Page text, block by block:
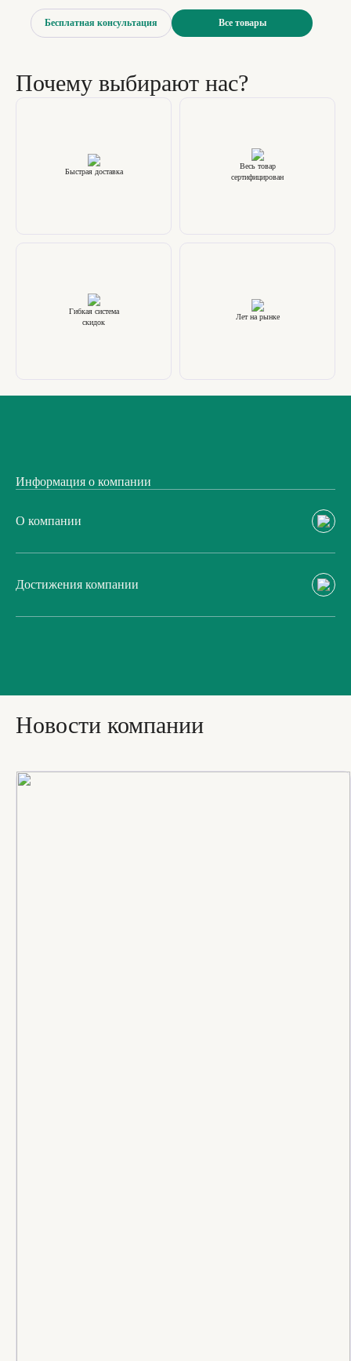
Бесплатная консультация Все товары
Почему выбирают нас?
Быстрая доставка
Весь товар
сертифицирован
Гибкая система
скидок
Лет на рынке
Информация о компании
О компании
Достижения компании
Новости компании